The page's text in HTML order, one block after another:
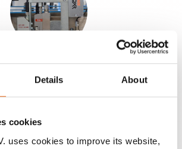
Details About
cookies
uses cookies to improve its website,